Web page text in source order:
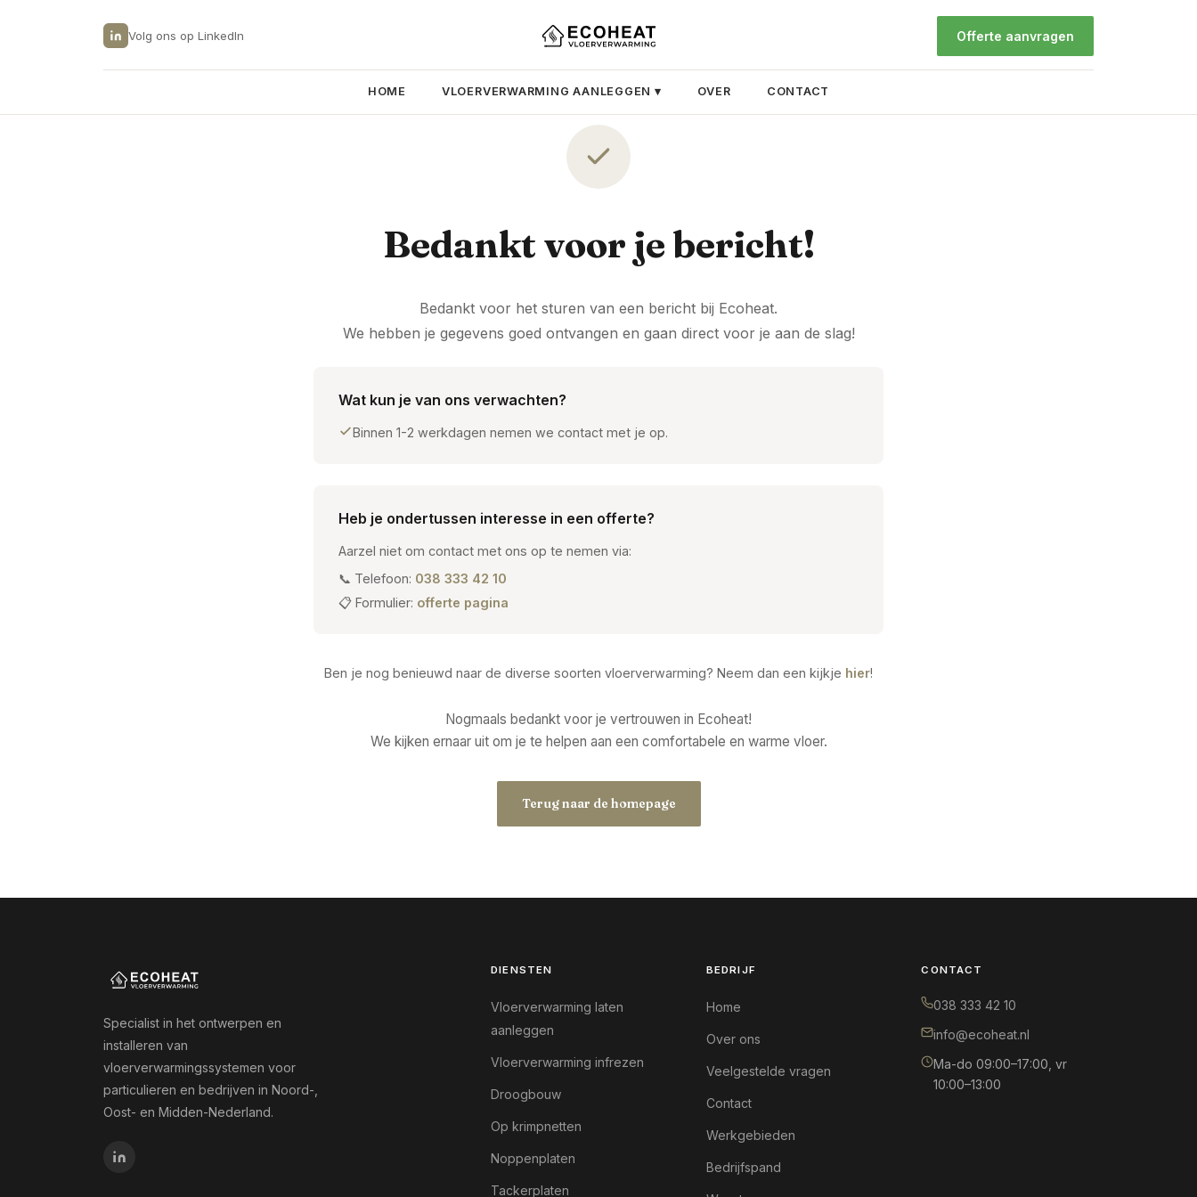
Volg ons op LinkedIn Offerte aanvragen
HOME VLOERVERWARMING AANLEGGEN ▾ OVER CONTACT
Bedankt voor je bericht!
Bedankt voor het sturen van een bericht bij Ecoheat.
We hebben je gegevens goed ontvangen en gaan direct voor je aan de slag!
Wat kun je van ons verwachten?
Binnen 1-2 werkdagen nemen we contact met je op.
Heb je ondertussen interesse in een offerte?
Aarzel niet om contact met ons op te nemen via:
📞 Telefoon: 038 333 42 10
📋 Formulier: offerte pagina
Ben je nog benieuwd naar de diverse soorten vloerverwarming? Neem dan een kijkje hier!
Nogmaals bedankt voor je vertrouwen in Ecoheat!
We kijken ernaar uit om je te helpen aan een comfortabele en warme vloer.
Terug naar de homepage
Specialist in het ontwerpen en
installeren van
vloerverwarmingssystemen voor
particulieren en bedrijven in Noord-,
Oost- en Midden-Nederland.
DIENSTEN
Vloerverwarming laten
aanleggen
Vloerverwarming infrezen
Droogbouw
Op krimpnetten
Noppenplaten
Tackerplaten
BEDRIJF
Home
Over ons
Veelgestelde vragen
Contact
Werkgebieden
Bedrijfspand
CONTACT
038 333 42 10
info@ecoheat.nl
Ma-do 09:00–17:00, vr
10:00–13:00